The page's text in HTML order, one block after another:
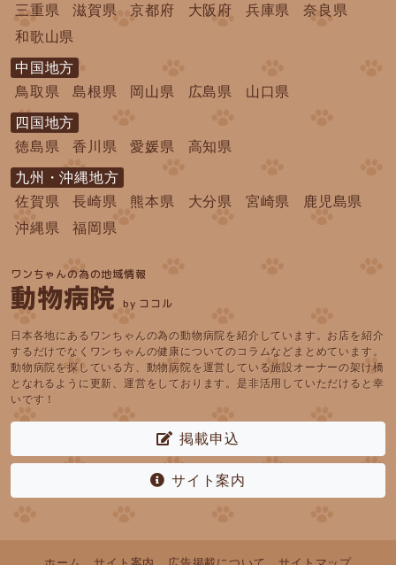
三重県
滋賀県 京都府 大阪府 兵庫県
奈良県
和歌山県
中国地方
鳥取県
島根県 岡山県 広島県 山口県
四国地方
徳島県
香川県 愛媛県 高知県
九州・沖縄地方
佐賀県
長崎県 熊本県 大分県 宮崎県
鹿児島県
沖縄県
福岡県
ワンちゃんの為の地域情報
動物病院 by ココル
日本各地にあるワンちゃんの為の動物病院を紹介しています。お店を紹介
するだけでなくワンちゃんの健康についてのコラムなどまとめています。
動物病院を探している方、動物病院を運営している施設オーナーの架け橋
となれるように更新、運営をしております。是非活用していただけると幸
いです！
掲載申込
サイト案内